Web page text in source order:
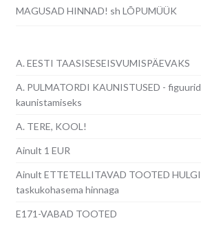
MAGUSAD HINNAD! sh LÕPUMÜÜK
A. EESTI TAASISESEISVUMISPÄEVAKS
A. PULMATORDI KAUNISTUSED -
kaunistamiseks
A. TERE, KOOL!
Ainult 1 EUR
Ainult ETTETELLITAVAD TOOTED
taskukohasema hinnaga
E171-VABAD TOOTED